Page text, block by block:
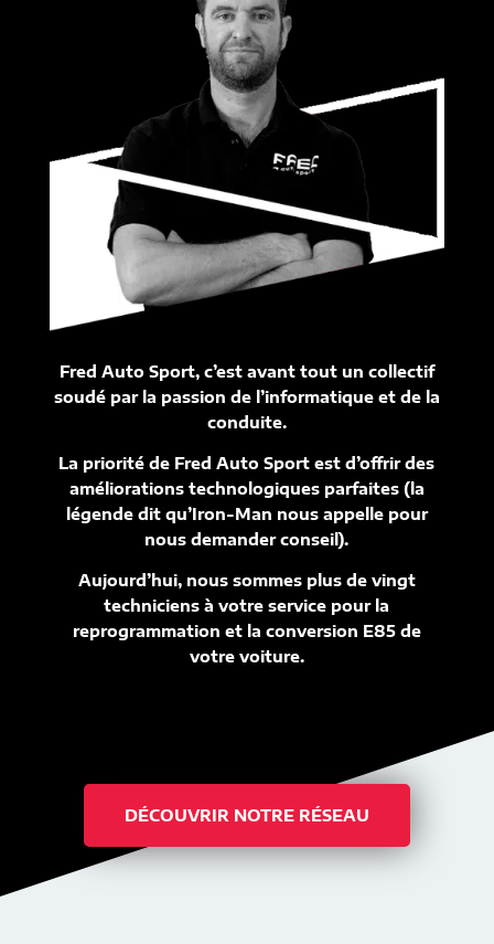
Fred Auto Sport, c’est avant tout un collectif
soudé par la passion de l’informatique et de la
conduite.
La priorité de Fred Auto Sport est d’offrir des
améliorations technologiques parfaites (la
légende dit qu’Iron-Man nous appelle pour
nous demander conseil).
Aujourd’hui, nous sommes plus de vingt
techniciens à votre service pour la
reprogrammation et la conversion E85 de
votre voiture.
DÉCOUVRIR NOTRE RÉSEAU